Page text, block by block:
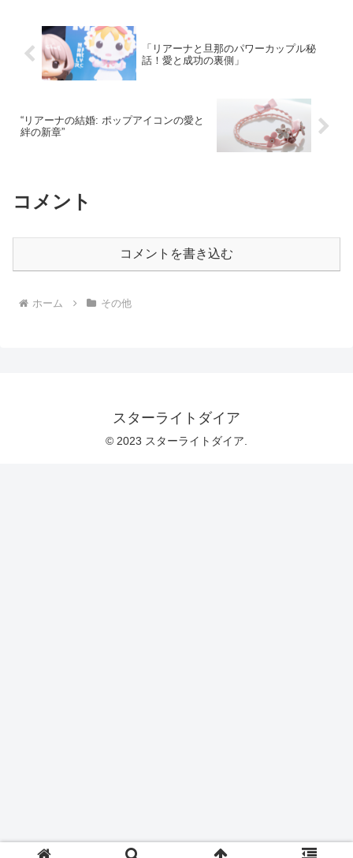
「リアーナと旦那のパワーカップル秘
話！愛と成功の裏側」
“リアーナの結婚: ポップアイコンの愛と
絆の新章”
コメント
コメントを書き込む
ホーム その他
スターライトダイア
© 2023 スターライトダイア.